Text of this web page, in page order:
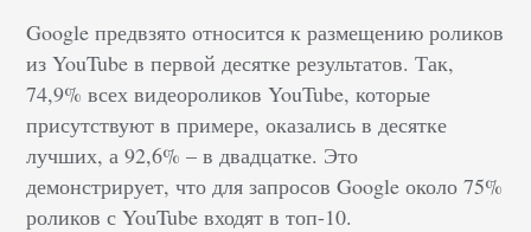
Google предвзято относится к размещению роликов
из YouTube в первой десятке результатов. Так,
74,9% всех видеороликов YouTube, которые
присутствуют в примере, оказались в десятке
лучших, а 92,6% – в двадцатке. Это
демонстрирует, что для запросов Google около 75%
роликов с YouTube входят в топ-10.